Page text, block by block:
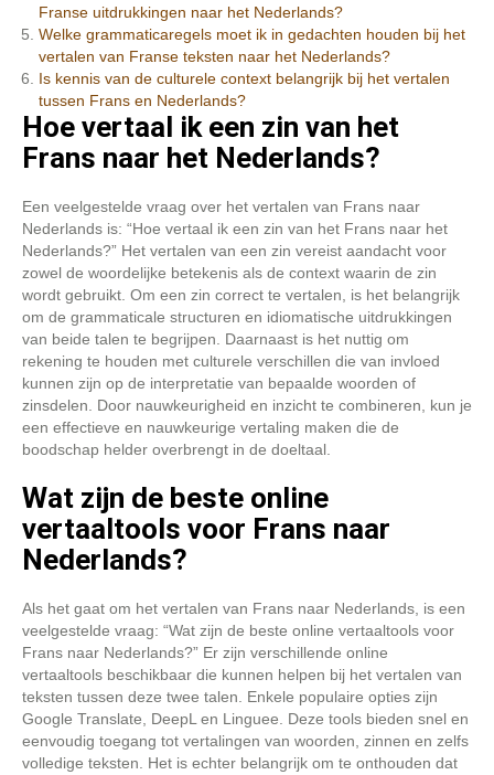
Franse uitdrukkingen naar het Nederlands?
Welke grammaticaregels moet ik in gedachten houden bij het
vertalen van Franse teksten naar het Nederlands?
Is kennis van de culturele context belangrijk bij het vertalen
tussen Frans en Nederlands?
Hoe vertaal ik een zin van het
Frans naar het Nederlands?
Een veelgestelde vraag over het vertalen van Frans naar
Nederlands is: “Hoe vertaal ik een zin van het Frans naar het
Nederlands?” Het vertalen van een zin vereist aandacht voor
zowel de woordelijke betekenis als de context waarin de zin
wordt gebruikt. Om een zin correct te vertalen, is het belangrijk
om de grammaticale structuren en idiomatische uitdrukkingen
van beide talen te begrijpen. Daarnaast is het nuttig om
rekening te houden met culturele verschillen die van invloed
kunnen zijn op de interpretatie van bepaalde woorden of
zinsdelen. Door nauwkeurigheid en inzicht te combineren, kun je
een effectieve en nauwkeurige vertaling maken die de
boodschap helder overbrengt in de doeltaal.
Wat zijn de beste online
vertaaltools voor Frans naar
Nederlands?
Als het gaat om het vertalen van Frans naar Nederlands, is een
veelgestelde vraag: “Wat zijn de beste online vertaaltools voor
Frans naar Nederlands?” Er zijn verschillende online
vertaaltools beschikbaar die kunnen helpen bij het vertalen van
teksten tussen deze twee talen. Enkele populaire opties zijn
Google Translate, DeepL en Linguee. Deze tools bieden snel en
eenvoudig toegang tot vertalingen van woorden, zinnen en zelfs
volledige teksten. Het is echter belangrijk om te onthouden dat